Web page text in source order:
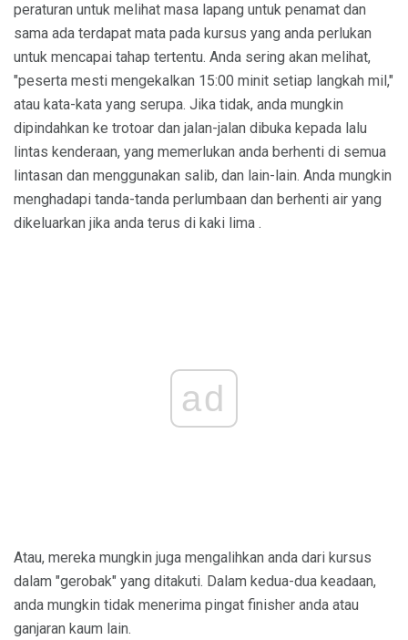
peraturan untuk melihat masa lapang untuk penamat dan
sama ada terdapat mata pada kursus yang anda perlukan
untuk mencapai tahap tertentu. Anda sering akan melihat,
"peserta mesti mengekalkan 15:00 minit setiap langkah mil,"
atau kata-kata yang serupa. Jika tidak, anda mungkin
dipindahkan ke trotoar dan jalan-jalan dibuka kepada lalu
lintas kenderaan, yang memerlukan anda berhenti di semua
lintasan dan menggunakan salib, dan lain-lain. Anda mungkin
menghadapi tanda-tanda perlumbaan dan berhenti air yang
dikeluarkan jika anda terus di kaki lima .
ad
Atau, mereka mungkin juga mengalihkan anda dari kursus
dalam "gerobak" yang ditakuti. Dalam kedua-dua keadaan,
anda mungkin tidak menerima pingat finisher anda atau
ganjaran kaum lain.